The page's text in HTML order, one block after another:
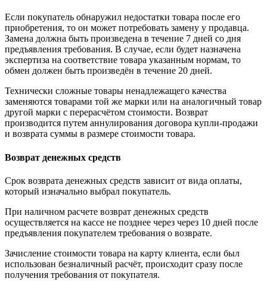
Если покупатель обнаружил недостатки товара после его
приобретения, то он может потребовать замену у продавца.
Замена должна быть произведена в течение 7 дней со дня
предъявления требования. В случае, если будет назначена
экспертиза на соответствие товара указанным нормам, то
обмен должен быть произведён в течение 20 дней.
Технически сложные товары ненадлежащего качества
заменяются товарами той же марки или на аналогичный товар
другой марки с перерасчётом стоимости. Возврат
производится путем аннулирования договора купли-продажи
и возврата суммы в размере стоимости товара.
Возврат денежных средств
Срок возврата денежных средств зависит от вида оплаты,
который изначально выбрал покупатель.
При наличном расчете возврат денежных средств
осуществляется на кассе не позднее через через 10 дней после
предъявления покупателем требования о возврате.
Зачисление стоимости товара на карту клиента, если был
использован безналичный расчёт, происходит сразу после
получения требования от покупателя.